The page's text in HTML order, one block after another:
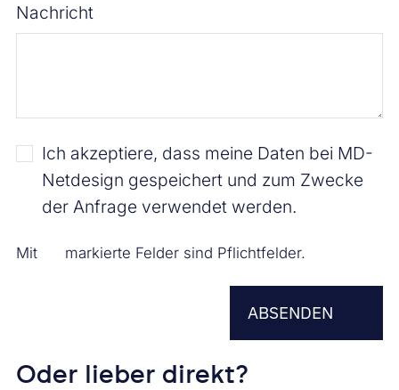
Nachricht
Ich akzeptiere, dass meine Daten bei MD-
Netdesign gespeichert und zum Zwecke
der Anfrage verwendet werden.
Mit Sternchen
markierte Felder sind Pflichtfelder.
ABSENDEN
Oder lieber direkt?